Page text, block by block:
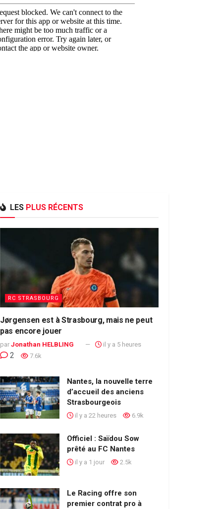
LES PLUS RÉCENTS
RC STRASBOURG
Jørgensen est à Strasbourg, mais ne peut
pas encore jouer
par Jonathan HELBLING il y a 5 heures
2 7.6k
Nantes, la nouvelle terre
d’accueil des anciens
Strasbourgeois
il y a 22 heures 6.9k
Officiel : Saïdou Sow
prêté au FC Nantes
il y a 1 jour 2.5k
Le Racing offre son
premier contrat pro à